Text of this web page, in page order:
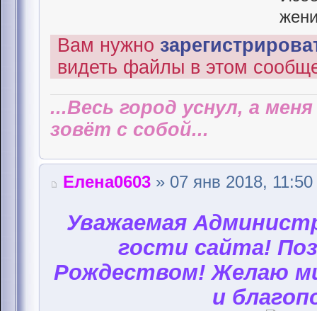
Вам нужно
видеть файлы в этом
...Весь город уснул, а
зовёт с собой...
Елена0603 » 07 янв 2018, 11:50
Уважаемая
гости сайта!
Рождеством! Желаю
и